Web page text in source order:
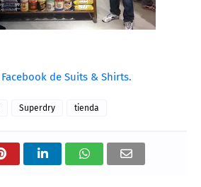
Facebook de Suits & Shirts.
Superdry tienda